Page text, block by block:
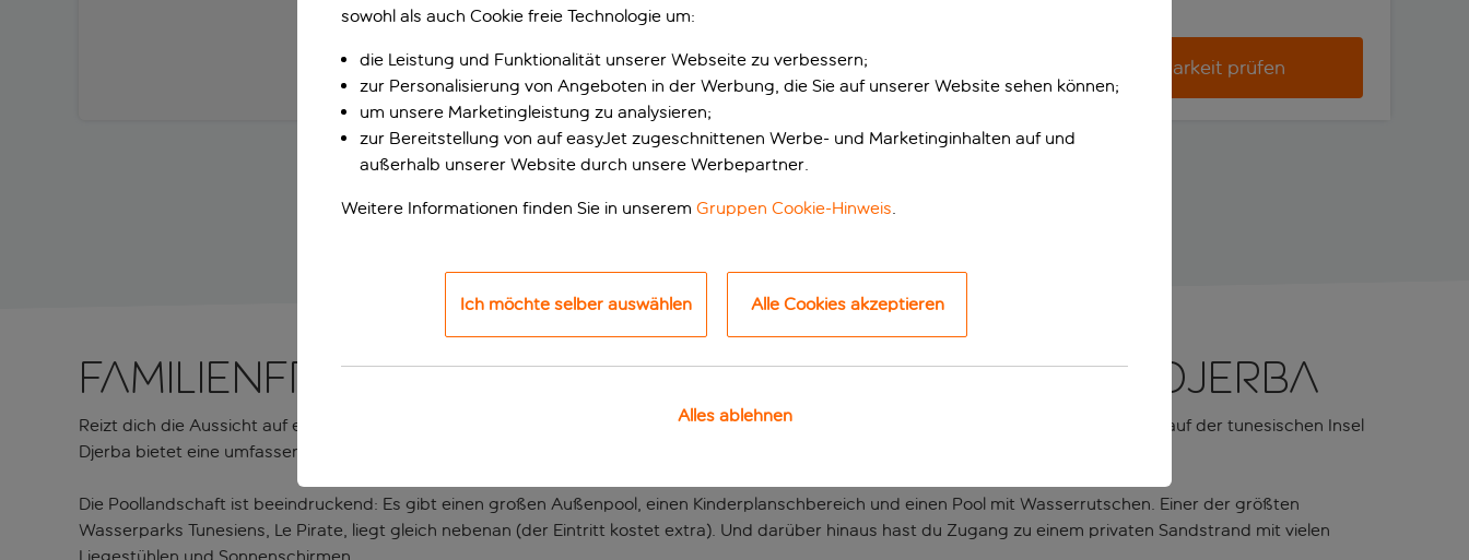
Verfügbarkeit prüfen
Familienfreundliches Hotel an der Küste von Djerba
Reizt dich die Aussicht auf einen Strandurlaub am Mittelmeer, etwas abseits der ausgetretenen Pfade? Dieses familienfreundliche Resort auf der tunesischen Insel
Djerba bietet eine umfassende Ausstattung für Gäste jeden Alters.
Die Poollandschaft ist beeindruckend: Es gibt einen großen Außenpool, einen Kinderplanschbereich und einen Pool mit Wasserrutschen. Einer der größten
Wasserparks Tunesiens, Le Pirate, liegt gleich nebenan (der Eintritt kostet extra). Und darüber hinaus hast du Zugang zu einem privaten Sandstrand mit vielen
sowohl als auch Cookie freie Technologie um:
die Leistung und Funktionalität unserer Webseite zu verbessern;
zur Personalisierung von Angeboten in der Werbung, die Sie auf unserer Website sehen können;
um unsere Marketingleistung zu analysieren;
zur Bereitstellung von auf easyJet zugeschnittenen Werbe- und Marketinginhalten auf und
außerhalb unserer Website durch unsere Werbepartner.
Weitere Informationen finden Sie in unserem Gruppen Cookie-Hinweis
Ich möchte selber auswählen Alle Cookies akzeptieren
Alles ablehnen